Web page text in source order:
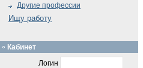
Другие профессии
Ищу работу
Кабинет
Логин